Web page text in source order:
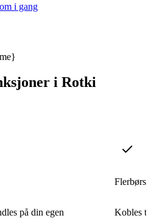
i gang
i Rotki
på din egen Kobles